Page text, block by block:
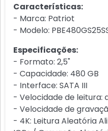
Características:
- Marca: Patriot
- Modelo:
Especificações:
- Formato: 2,5"
- Capacidade: 480 GB
- Interface: SATA III
- Velocidade de leitura:
- Velocidade de
- 4K: Leitura Aleatória